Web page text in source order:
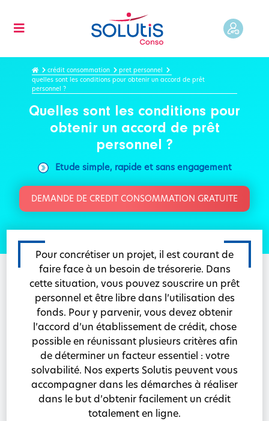
crédit consommation
pret personnel
quelles sont les conditions pour obtenir un accord de prêt
personnel ?
Quelles sont les conditions pour
obtenir un accord de prêt
personnel ?
Etude simple, rapide et sans engagement
DEMANDE DE CREDIT CONSOMMATION GRATUITE
Pour concrétiser un projet, il est courant de
faire face à un besoin de trésorerie. Dans
cette situation, vous pouvez souscrire un prêt
personnel et être libre dans l’utilisation des
fonds. Pour y parvenir, vous devez obtenir
l’accord d’un établissement de crédit, chose
possible en réunissant plusieurs critères afin
de déterminer un facteur essentiel : votre
solvabilité. Nos experts Solutis peuvent vous
accompagner dans les démarches à réaliser
dans le but d’obtenir facilement un crédit
totalement en ligne.